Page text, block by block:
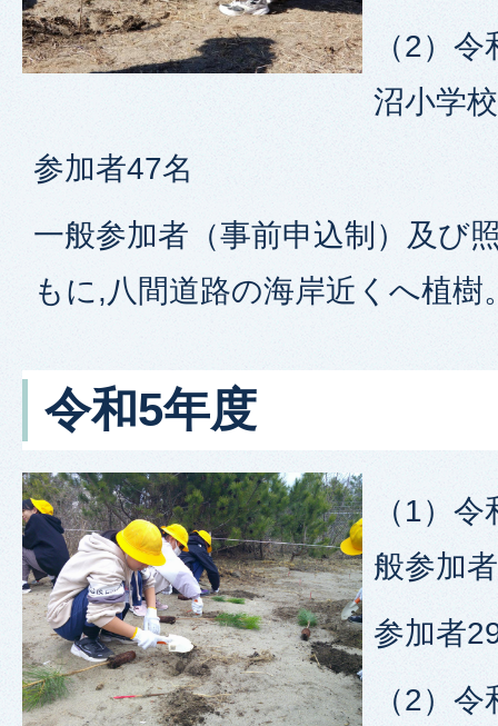
（2）
沼小学
参加者47名
一般参加者（事前申込制）及び
もに,八間道路の海岸近くへ植樹
令和5年度
（1）
般参加
参加者
（2）